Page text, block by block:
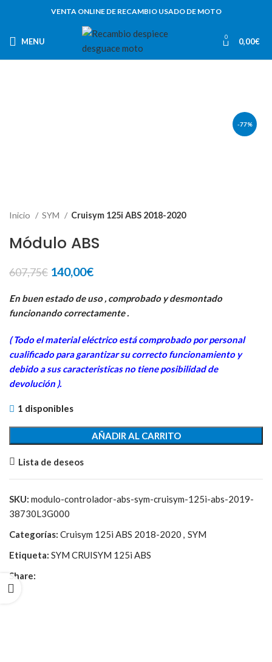
VENTA ONLINE DE RECAMBIO USADO DE MOTO
MENU 0 0,00€
-77%
Inicio SYM Cruisym 125i ABS 2018-2020
Módulo ABS
607,75€ El
original
era:
140,00€El
actual
es:
En buen estado de uso , comprobado y desmontado
funcionando correctamente .
( Todo el material eléctrico está comprobado por personal
cualificado para garantizar su correcto funcionamiento y
debido a sus caracteristicas no tiene posibilidad de
devolución ).
1 disponibles
AÑADIR AL CARRITO
Lista de deseos
SKU: modulo-controlador-abs-sym-cruisym-125i-abs-2019-
38730L3G000
Categorías: Cruisym 125i ABS 2018-2020 , SYM
Etiqueta: SYM CRUISYM 125i ABS
Share: